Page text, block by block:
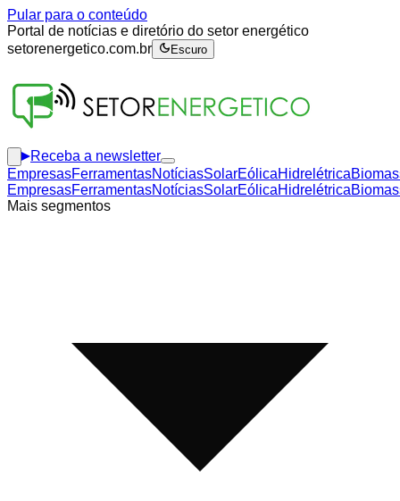
Pular para o conteúdo
Portal de notícias e diretório do setor energético
setorenergetico.com.br
Escuro
Receba a newsletter
EmpresasFerramentasNotíciasSolarEólicaHidrelétrica
EmpresasFerramentasNotíciasSolarEólicaHidrelétrica
Mais segmentos